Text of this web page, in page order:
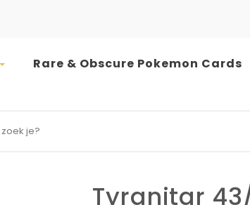
Rare & Obscure Pokemon Cards
Tyranitar